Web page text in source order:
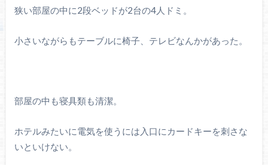
狭い部屋の中に2段ベッドが2台の4人ドミ。
小さいながらもテーブルに椅子、テレビなんかがあった。
部屋の中も寝具類も清潔。
ホテルみたいに電気を使うには入口にカードキーを刺さな
いといけない。